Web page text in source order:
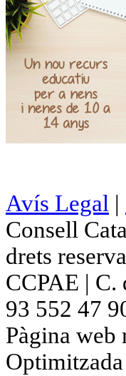
Avís Legal |
Consell
drets
CCPAE |
93 552 47
Pàgina